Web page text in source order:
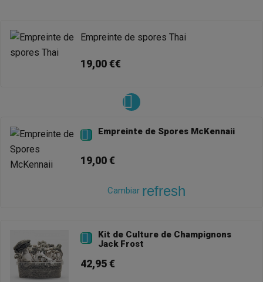
Empreinte de spores Thai
19,00 €€
 Empreinte de Spores McKennaii
19,00 €
Cambiar refresh

Kit de Culture de Champignons
Jack Frost
42,95 €